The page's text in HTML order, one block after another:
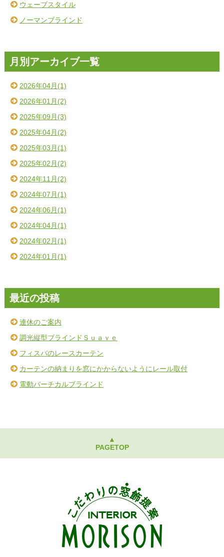
ウェーブスタイル
ノーマンブラインド
月別アーカイブ一覧
2026年04月(1)
2026年01月(2)
2025年09月(3)
2025年04月(2)
2025年03月(1)
2025年02月(2)
2024年11月(2)
2024年07月(1)
2024年06月(1)
2024年04月(1)
2024年02月(1)
2024年01月(1)
最近の投稿
連休のご案内
調光縦型ブラインドＳｕａｖｅ
フィスバのレースカーテン
カーテンの納まりを窓にかからないようにレール取付
電動バーチカルブラインド
▲
PAGETOP